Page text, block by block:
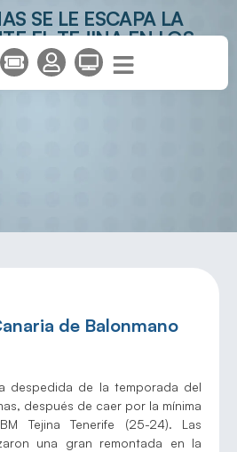
SE LE ESCAPA LA
EL TEJINA EN LOS
FINALES
de Balonmano
despedida de la temporada del
después de caer por la mínima
Tejina Tenerife (25-24). Las
una gran remontada en la